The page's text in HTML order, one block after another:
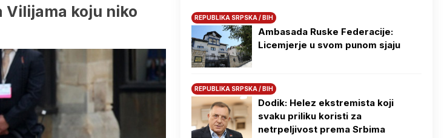
koju niko
REPUBLIKA SRPSKA / BIH
Ambasada Ruske Federacije:
Licemjerje u svom punom sjaju
REPUBLIKA SRPSKA / BIH
Dodik: Helez ekstremista koji
svaku priliku koristi za
netrpeljivost prema Srbima